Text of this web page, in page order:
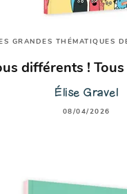
GRANDES THÉMATIQUES
différents !
Élise Gravel
08/04/2026